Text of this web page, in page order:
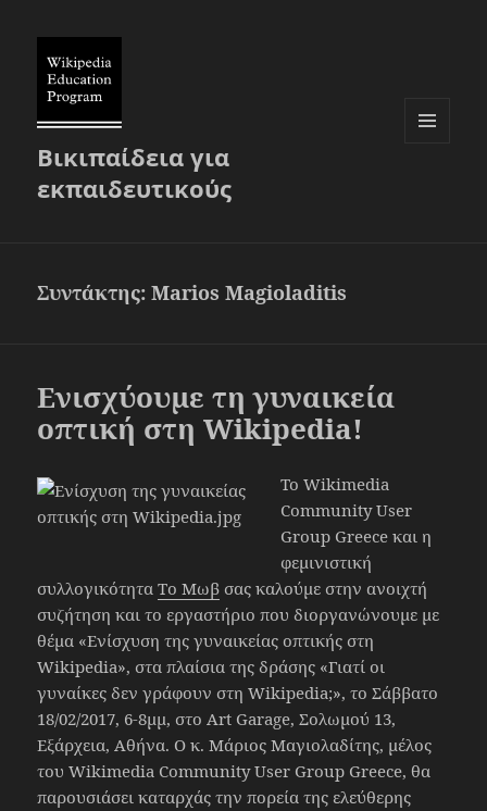
Βικιπαίδεια για
εκπαιδευτικούς
Συντάκτης:Marios Magioladitis
Ενισχύουμε τη γυναικεία
οπτική στη Wikipedia!
To Wikimedia
Community User
Group Greece και η
φεμινιστική
συλλογικότηταΤο Μωβ σας καλούμε στην ανοιχτή
συζήτηση και το εργαστήριο που διοργανώνουμε με
θέμα «Ενίσχυση της γυναικείας οπτικής στη
Wikipedia», στα πλαίσια της δράσης «Γιατί οι
γυναίκες δεν γράφουν στη Wikipedia;», το Σάββατο
18/02/2017, 6-8μμ, στο Art Garage, Σολωμού 13,
Εξάρχεια, Αθήνα. Ο κ. Μάριος Μαγιολαδίτης, μέλος
του Wikimedia Community User Group Greece, θα
παρουσιάσει καταρχάς την πορεία της ελεύθερης